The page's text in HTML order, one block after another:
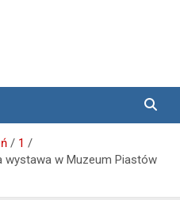
– wiadomości
1
w Muzeum Piastów